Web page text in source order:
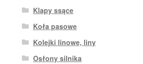
Klapy ssące
Koła pasowe
Kolejki linowe, liny
Osłony silnika